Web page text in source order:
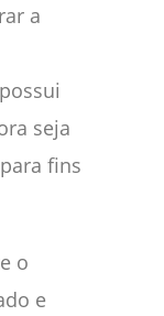
a
seja
fins
o
e